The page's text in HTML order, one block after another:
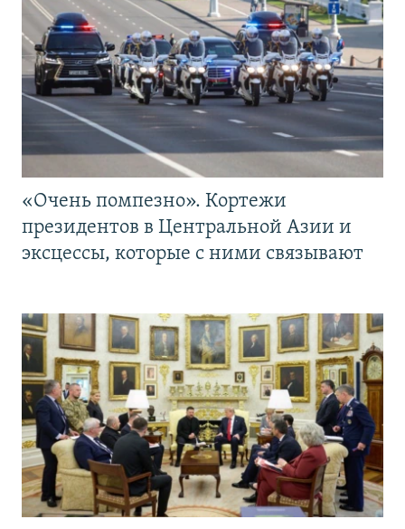
«Очень помпезно». Кортежи
президентов в Центральной Азии и
эксцессы, которые с ними связывают